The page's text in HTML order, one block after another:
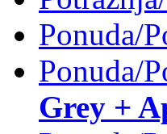
Ponuda/
Ponuda/
Grey +